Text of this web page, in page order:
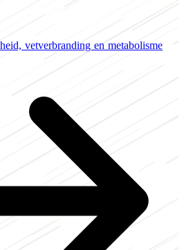
vetverbranding en metabolisme